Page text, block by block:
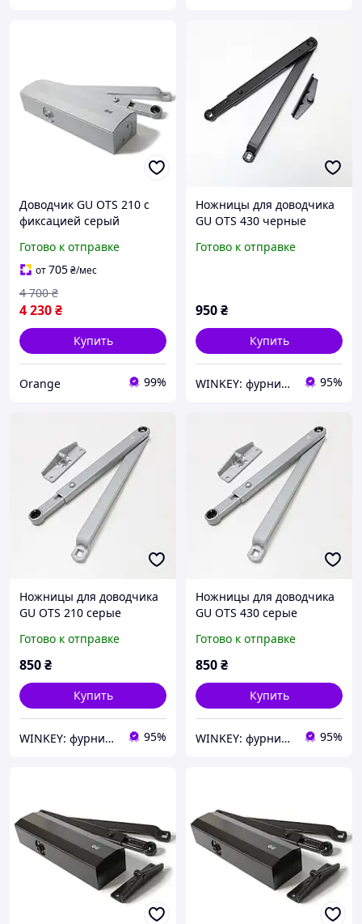
Доводчик GU OTS 210 с
фиксацией серый
Готово к отправке
от705₴/мес
4 230₴
4 700 ₴
Купить
Orange 99%
Ножницы для доводчика
GU OTS 430 черные
Готово к отправке
950₴
Купить
WINKEY: фурнитура для окон и дверей 95%
Ножницы для доводчика
GU OTS 210 серые
Готово к отправке
850₴
Купить
WINKEY: фурнитура для окон и дверей 95%
Ножницы для доводчика
GU OTS 430 серые
Готово к отправке
850₴
Купить
WINKEY: фурнитура для окон и дверей 95%